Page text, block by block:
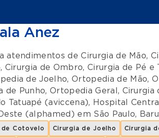
Anez
atendimentos deCirurgia de Mão,
, Cirurgia de Ombro, Cirurgia de Pé e
de Joelho,Ortopedia de Mão,
de Punho,Ortopedia Geral , Cirurgia
Tatuapé (aviccena), Hospital
(alphamed) em São Paulo,
de Cotovelo Cirurgia de Joelho Cirurgia